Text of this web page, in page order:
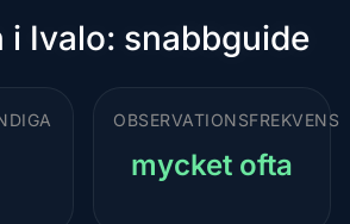
i Ivalo: snabbguide
OBSERVATIONSFREKVENS
mycket ofta